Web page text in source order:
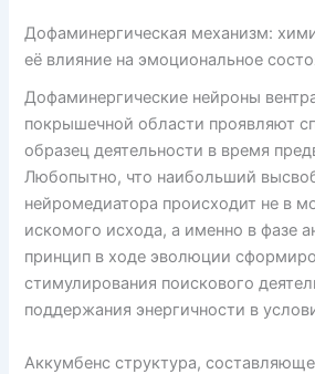
Дофаминергическая механизм:
её влияние на эмоциональное
Дофаминергические нейроны
покрышечной области проявляют
образец деятельности в время
Любопытно, что наибольший
нейромедиатора происходит не в
искомого исхода, а именно в фазе
принцип в ходе эволюции
стимулирования поискового
поддержания энергичности в
Аккумбенс структура,